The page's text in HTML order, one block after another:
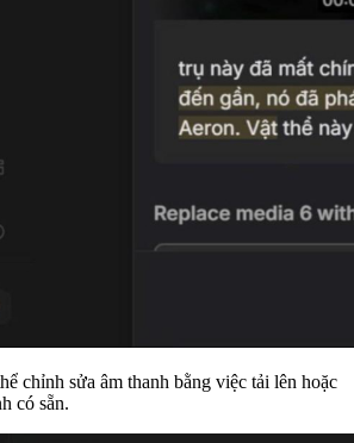
chỉnh sửa âm thanh bằng việc tải lên hoặc
có sẵn.